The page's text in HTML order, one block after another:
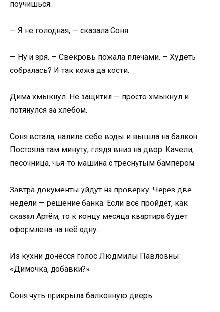
поучишься.
— Я не голодная, — сказала Соня.
— Ну и зря. — Свекровь пожала плечами. — Худеть
собралась? И так кожа да кости.
Дима хмыкнул. Не защитил — просто хмыкнул и
потянулся за хлебом.
Соня встала, налила себе воды и вышла на балкон.
Постояла там минуту, глядя вниз на двор. Качели,
песочница, чья-то машина с треснутым бампером.
Завтра документы уйдут на проверку. Через две
недели — решение банка. Если всё пройдёт, как
сказал Артём, то к концу месяца квартира будет
оформлена на неё одну.
Из кухни донёсся голос Людмилы Павловны:
«Димочка, добавки?»
Соня чуть прикрыла балконную дверь.